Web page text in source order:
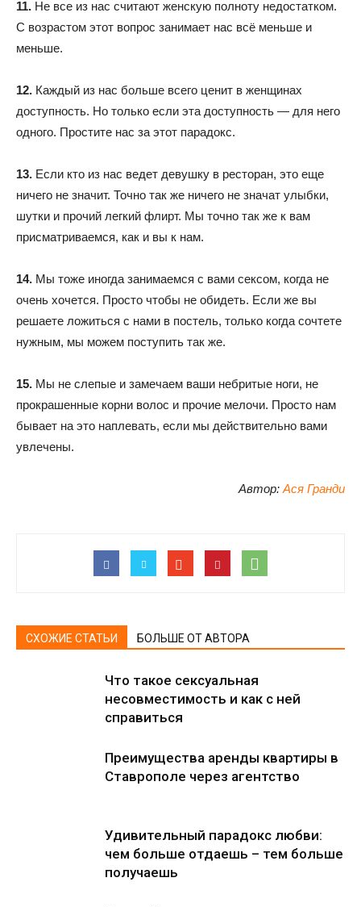
11. Не все из нас считают женскую полноту недостатком.
С возрастом этот вопрос занимает нас всё меньше и
меньше.
12. Каждый из нас больше всего ценит в женщинах
доступность. Но только если эта доступность — для него
одного. Простите нас за этот парадокс.
13. Если кто из нас ведет девушку в ресторан, это еще
ничего не значит. Точно так же ничего не значат улыбки,
шутки и прочий легкий флирт. Мы точно так же к вам
присматриваемся, как и вы к нам.
14. Мы тоже иногда занимаемся с вами сексом, когда не
очень хочется. Просто чтобы не обидеть. Если же вы
решаете ложиться с нами в постель, только когда сочтете
нужным, мы можем поступить так же.
15. Мы не слепые и замечаем ваши небритые ноги, не
прокрашенные корни волос и прочие мелочи. Просто нам
бывает на это наплевать, если мы действительно вами
увлечены.
Автор: Ася Гранди
СХОЖИЕ СТАТЬИ БОЛЬШЕ ОТ АВТОРА
Что такое сексуальная
несовместимость и как с ней
справиться
Преимущества аренды квартиры в
Ставрополе через агентство
Удивительный парадокс любви:
чем больше отдаешь – тем больше
получаешь